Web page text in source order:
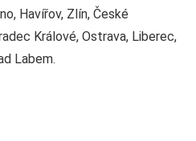
Havířov, Zlín, České
Králové, Ostrava, Liberec,
Labem.